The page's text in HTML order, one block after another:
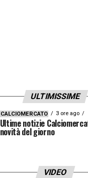
ULTIMISSIME
CALCIOMERCATO 3 ore ago
Ultime notizie
novità del giorno
VIDEO